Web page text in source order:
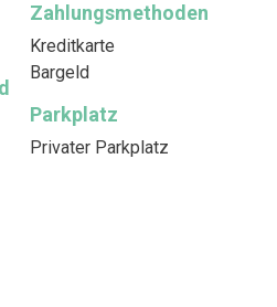
Zahlungsmethoden
Kreditkarte
Bargeld
Parkplatz
Privater Parkplatz